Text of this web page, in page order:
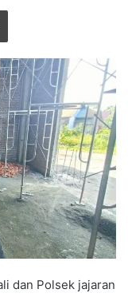
Print
dan Polsek jajaran